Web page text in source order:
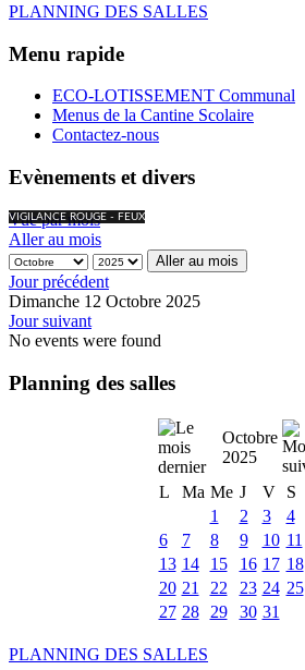
PLANNING DES SALLES
Menu rapide
ECO-LOTISSEMENT Communal
Menus de la Cantine Scolaire
Contactez-nous
Evènements et divers
VIGILANCE ROUGE - FEUX
Vue par mois
Aller au mois
Aller au mois
Jour précédent
Dimanche 12 Octobre 2025
Jour suivant
No events were found
Planning des salles
Octobre
2025
L
Ma Me J V S
1
2 3 4
6
7 8 9 10 11
13 14 15 16 17 18
20 21 22 23 24 25
27 28 29 30 31
PLANNING DES SALLES